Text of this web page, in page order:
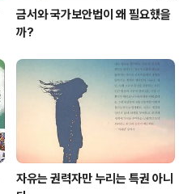
금서와 국가보안법이 왜 필요했을
까?
자유는 권력자만 누리는 특권 아니